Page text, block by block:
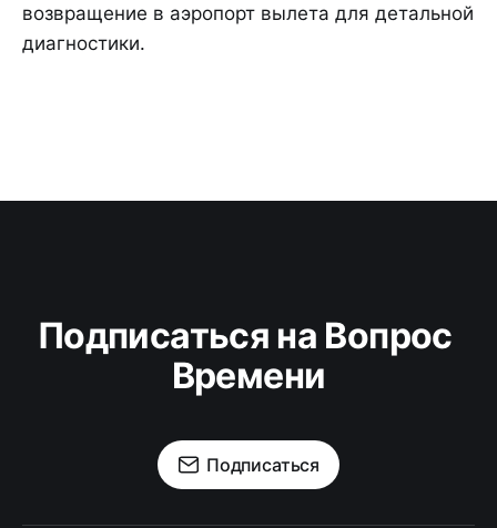
возвращение в аэропорт вылета для детальной
диагностики.
Подписаться на Вопрос
Времени
Подписаться